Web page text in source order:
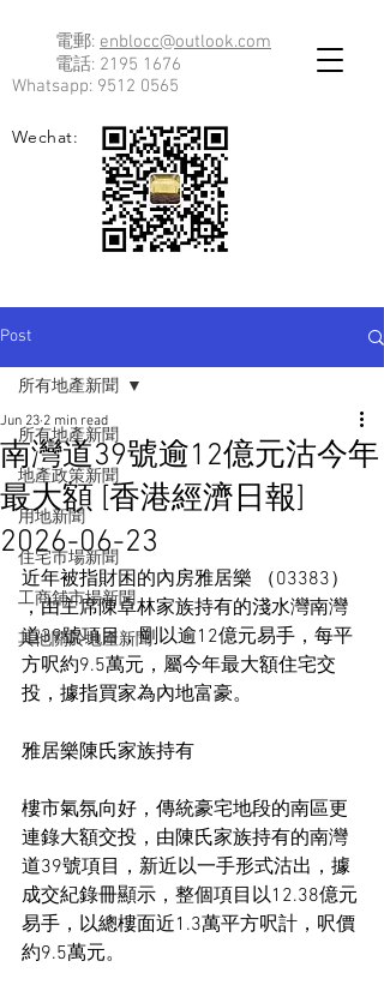
電郵: enblocc@outlook.com
電話: 2195 1676
Whatsapp: 9512 0565
Wechat:
Post
所有地產新聞
地產政策新聞
用地新聞
住宅市場新聞
工商舖市場新聞
其他關於地產新聞
所有地產新聞
南灣道39號逾12億元沽今年
最大額 [香港經濟日報]
2026-06-23
Jun 23 2 min read
近年被指財困的內房雅居樂 （03383）
，由主席陳卓林家族持有的淺水灣南灣
道39號項目，剛以逾12億元易手，每平
方呎約9.5萬元，屬今年最大額住宅交
投，據指買家為內地富豪。
雅居樂陳氏家族持有
樓市氣氛向好，傳統豪宅地段的南區更
連錄大額交投，由陳氏家族持有的南灣
道39號項目，新近以一手形式沽出，據
成交紀錄冊顯示，整個項目以12.38億元
易手，以總樓面近1.3萬平方呎計，呎價
約9.5萬元。